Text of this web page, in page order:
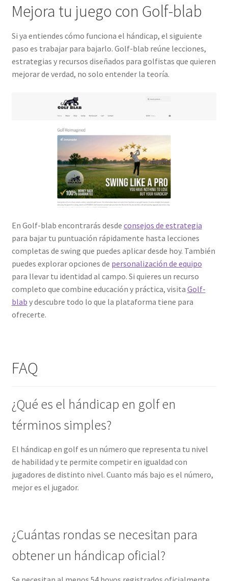
Mejora tu juego con Golf-blab
Si ya entiendes cómo funciona el hándicap, el siguiente
paso es trabajar para bajarlo. Golf-blab reúne lecciones,
estrategias y recursos diseñados para golfistas que quieren
mejorar de verdad, no solo entender la teoría.
En Golf-blab encontrarás desde consejos de estrategia
para bajar tu puntuación rápidamente hasta lecciones
completas de swing que puedes aplicar desde hoy. También
puedes explorar opciones de personalización de equipo
para llevar tu identidad al campo. Si quieres un recurso
completo que combine educación y práctica, visita Golf-
blab y descubre todo lo que la plataforma tiene para
ofrecerte.
FAQ
¿Qué es el hándicap en golf en
términos simples?
El hándicap en golf es un número que representa tu nivel
de habilidad y te permite competir en igualdad con
jugadores de distinto nivel. Cuanto más bajo es el número,
mejor es el jugador.
¿Cuántas rondas se necesitan para
obtener un hándicap oficial?